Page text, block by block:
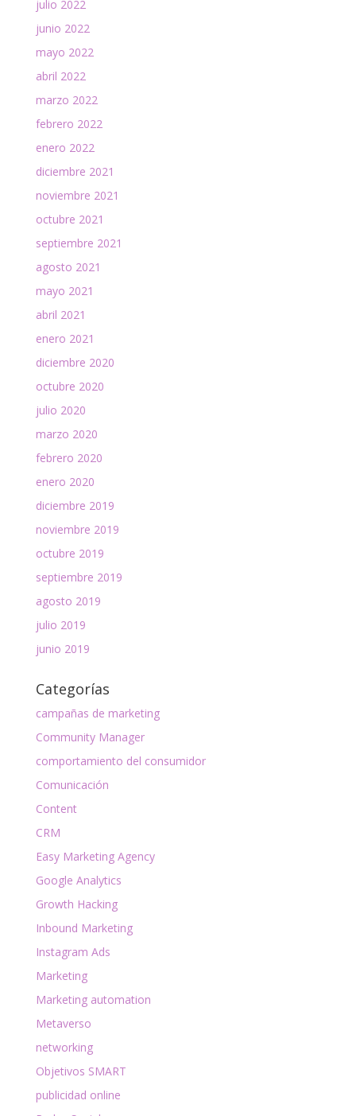
julio 2022
junio 2022
mayo 2022
abril 2022
marzo 2022
febrero 2022
enero 2022
diciembre 2021
noviembre 2021
octubre 2021
septiembre 2021
agosto 2021
mayo 2021
abril 2021
enero 2021
diciembre 2020
octubre 2020
julio 2020
marzo 2020
febrero 2020
enero 2020
diciembre 2019
noviembre 2019
octubre 2019
septiembre 2019
agosto 2019
julio 2019
junio 2019
Categorías
campañas de marketing
Community Manager
comportamiento del consumidor
Comunicación
Content
CRM
Easy Marketing Agency
Google Analytics
Growth Hacking
Inbound Marketing
Instagram Ads
Marketing
Marketing automation
Metaverso
networking
Objetivos SMART
publicidad online